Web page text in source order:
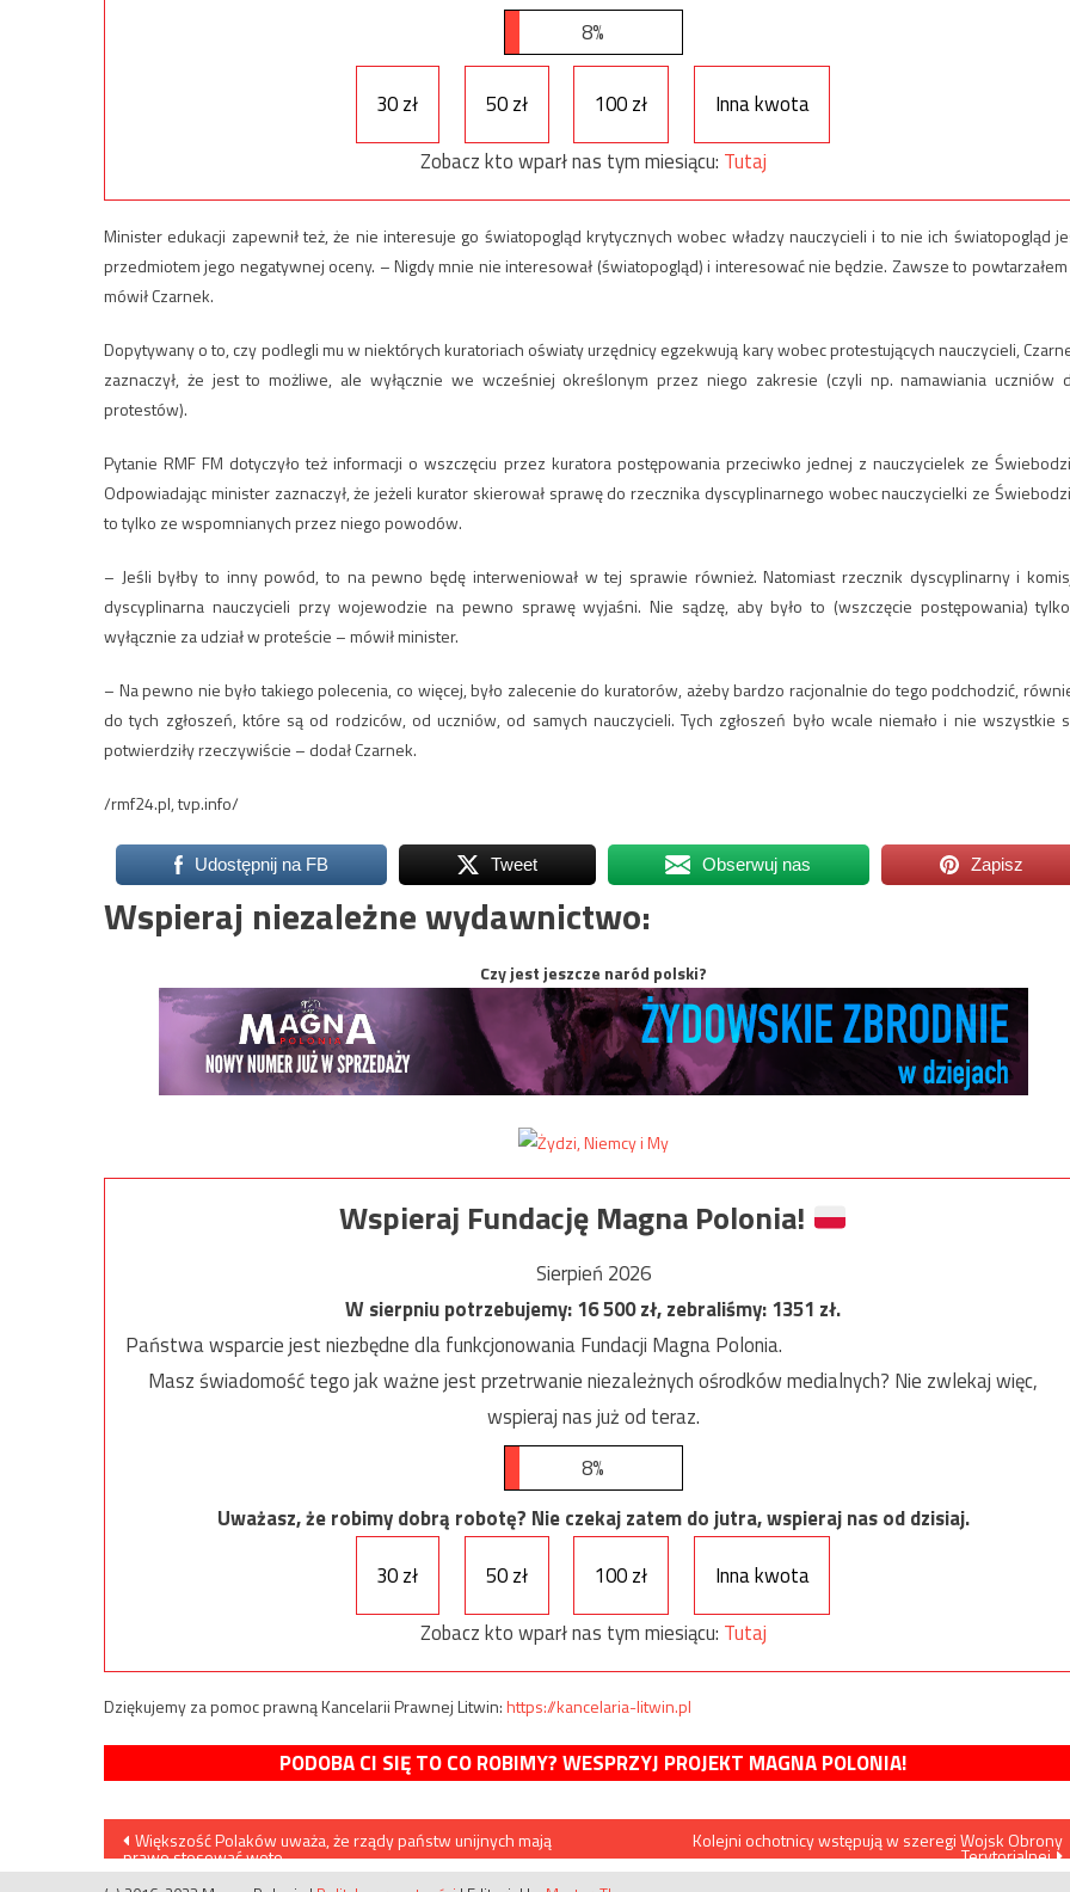
8%
30 zł 50 zł 100 zł
Inna kwota
Zobacz kto wparł nas tym miesiącu: Tutaj
Minister edukacji zapewnił też, że nie interesuje go światopogląd krytycznych wobec władzy nauczycieli i to nie ich światopogląd
przedmiotem jego negatywnej oceny. – Nigdy mnie nie interesował (światopogląd) i interesować nie będzie. Zawsze to
mówił Czarnek.
Dopytywany o to, czy podlegli mu w niektórych kuratoriach oświaty urzędnicy egzekwują kary wobec protestujących nauczycieli,
zaznaczył, że jest to możliwe, ale wyłącznie we wcześniej określonym przez niego zakresie (czyli np. namawiania uczniów
protestów).
Pytanie RMF FM dotyczyło też informacji o wszczęciu przez kuratora postępowania przeciwko jednej z nauczycielek ze
Odpowiadając minister zaznaczył, że jeżeli kurator skierował sprawę do rzecznika dyscyplinarnego wobec nauczycielki ze
to tylko ze wspomnianych przez niego powodów.
– Jeśli byłby to inny powód, to na pewno będę interweniował w tej sprawie również. Natomiast rzecznik dyscyplinarny i
dyscyplinarna nauczycieli przy wojewodzie na pewno sprawę wyjaśni. Nie sądzę, aby było to (wszczęcie postępowania)
wyłącznie za udział w proteście – mówił minister.
– Na pewno nie było takiego polecenia, co więcej, było zalecenie do kuratorów, ażeby bardzo racjonalnie do tego podchodzić,
do tych zgłoszeń, które są od rodziców, od uczniów, od samych nauczycieli. Tych zgłoszeń było wcale niemało i nie wszystkie
potwierdziły rzeczywiście – dodał Czarnek.
/rmf24.pl, tvp.info/
Udostępnij na FB Tweet Obserwuj nas Zapisz
Wspieraj niezależne wydawnictwo:
Czy jest jeszcze naród polski?
Wspieraj Fundację Magna Polonia!
Sierpień 2026
W sierpniu potrzebujemy:16 500zł, zebraliśmy:1351 zł.
Państwa wsparcie jest niezbędne dla funkcjonowania Fundacji Magna Polonia.
Masz świadomość tego jak ważne jest przetrwanie niezależnych ośrodków medialnych? Nie zwlekaj więc,
wspieraj nas już od teraz.
8%
Uważasz, że robimy dobrą robotę? Nie czekaj zatem do jutra, wspieraj nas od dzisiaj.
30 zł
50 zł 100 zł
Inna kwota
Zobacz kto wparł nas tym miesiącu: Tutaj
Dziękujemy za pomoc prawną Kancelarii Prawnej Litwin:https://kancelaria-litwin.pl
PODOBA CI SIĘ TO CO ROBIMY? WESPRZYJ PROJEKT MAGNA POLONIA!
Nawigacja
Większość Polaków uważa, że rządy państw unijnych mają
prawo stosować weto
Kolejni ochotnicy wstępują w szeregi Wojsk Obrony
Terytorialnej